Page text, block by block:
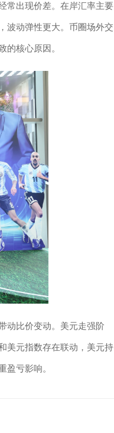
常出现价差。在岸汇率主要
波动弹性更大。币圈场外交
核心原因。
动比价变动。美元走强阶
美元指数存在联动，美元持
盈亏影响。